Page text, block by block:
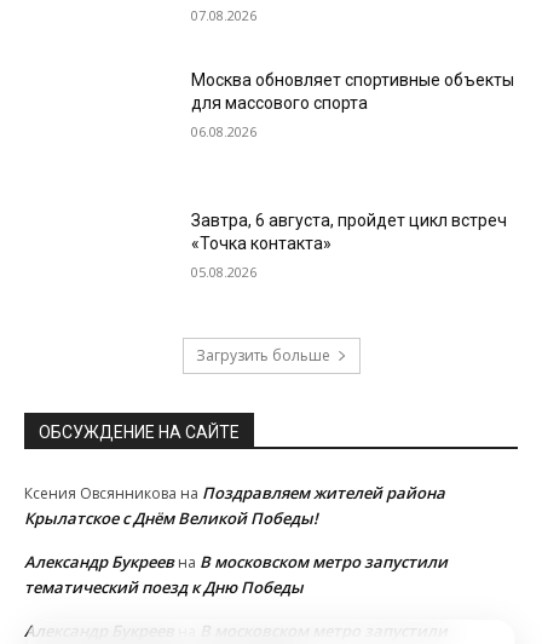
07.08.2026
Москва обновляет спортивные объекты
для массового спорта
06.08.2026
Завтра, 6 августа, пройдет цикл встреч
«Точка контакта»
05.08.2026
Загрузить больше
ОБСУЖДЕНИЕ НА САЙТЕ
Ксения Овсянникова на Поздравляем жителей района
Крылатское с Днём Великой Победы!
Александр Букреевна В московском метро запустили
тематический поезд к Дню Победы
Александр Букреев
В московском метро запустили